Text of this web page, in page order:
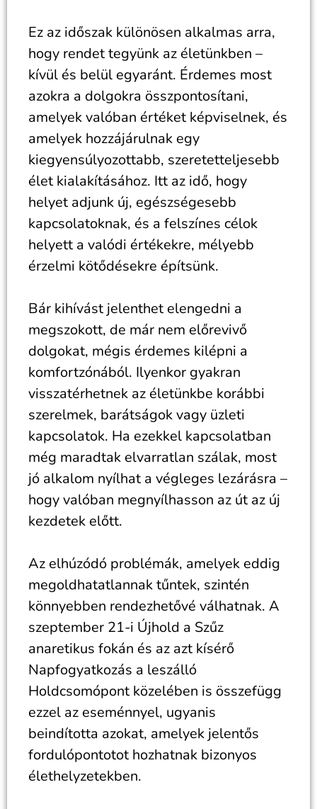
Ez az időszak különösen alkalmas arra,
hogy rendet tegyünk az életünkben –
kívül és belül egyaránt. Érdemes most
azokra a dolgokra összpontosítani,
amelyek valóban értéket képviselnek, és
amelyek hozzájárulnak egy
kiegyensúlyozottabb, szeretetteljesebb
élet kialakításához. Itt az idő, hogy
helyet adjunk új, egészségesebb
kapcsolatoknak, és a felszínes célok
helyett a valódi értékekre, mélyebb
érzelmi kötődésekre építsünk.
Bár kihívást jelenthet elengedni a
megszokott, de már nem előrevivő
dolgokat, mégis érdemes kilépni a
komfortzónából. Ilyenkor gyakran
visszatérhetnek az életünkbe korábbi
szerelmek, barátságok vagy üzleti
kapcsolatok. Ha ezekkel kapcsolatban
még maradtak elvarratlan szálak, most
jó alkalom nyílhat a végleges lezárásra –
hogy valóban megnyílhasson az út az új
kezdetek előtt.
Az elhúzódó problémák, amelyek eddig
megoldhatatlannak tűntek, szintén
könnyebben rendezhetővé válhatnak. A
szeptember 21-i Újhold a Szűz
anaretikus fokán és az azt kísérő
Napfogyatkozás a leszálló
Holdcsomópont közelében is összefügg
ezzel az eseménnyel, ugyanis
beindította azokat, amelyek jelentős
fordulópontotot hozhatnak bizonyos
élethelyzetekben.